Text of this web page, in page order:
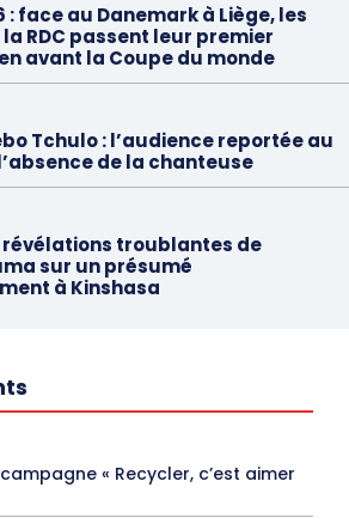
: face au Danemark à Liège, les
RDC passent leur premier
avant la Coupe du monde
Tchulo : l’audience reportée au
de la chanteuse
révélations troublantes de
sur un présumé
à Kinshasa
« Recycler, c’est aimer